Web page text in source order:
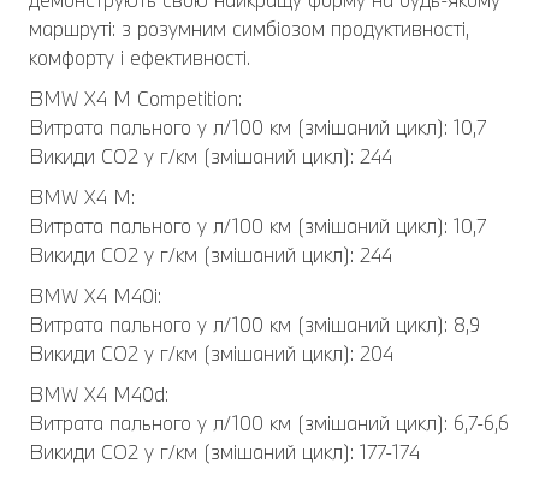
маршруті: з розумним симбіозом продуктивності,
комфорту і ефективності.
BMW Х4 M Competition:
Витрата пального у л/100 км (змішаний цикл): 10,7
Викиди CO2 у г/км (змішаний цикл): 244
BMW Х4 M:
Витрата пального у л/100 км (змішаний цикл): 10,7
Викиди CO2 у г/км (змішаний цикл): 244
BMW Х4 M40i:
Витрата пального у л/100 км (змішаний цикл): 8,9
Викиди CO2 у г/км (змішаний цикл): 204
BMW Х4 M40d:
Витрата пального у л/100 км (змішаний цикл): 6,7-6,6
Викиди CO2 у г/км (змішаний цикл): 177-174